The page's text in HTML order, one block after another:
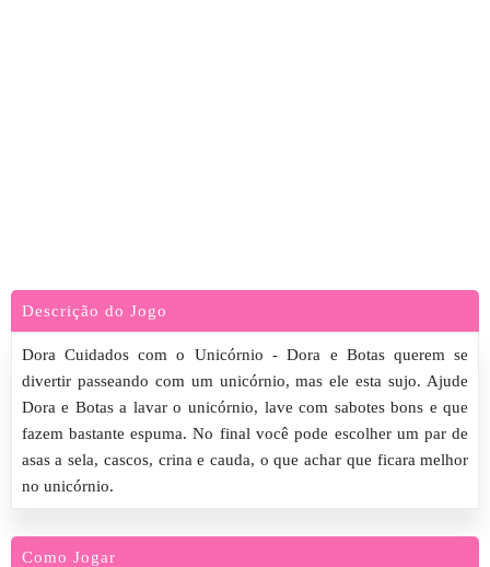
Descrição do Jogo
Dora Cuidados com o Unicórnio - Dora e Botas querem se
divertir passeando com um unicórnio, mas ele esta sujo. Ajude
Dora e Botas a lavar o unicórnio, lave com sabotes bons e que
fazem bastante espuma. No final você pode escolher um par de
asas a sela, cascos, crina e cauda, o que achar que ficara melhor
no unicórnio.
Como Jogar